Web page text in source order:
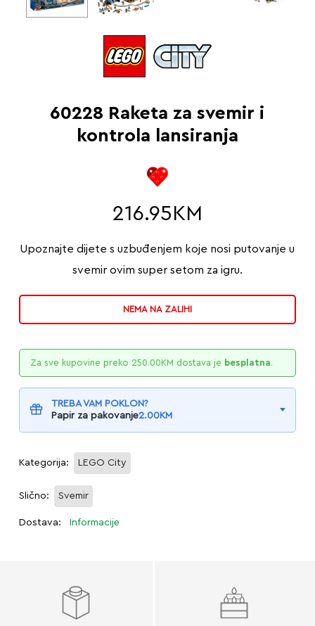
60228 Raketa za svemir i
kontrola lansiranja
216.95 KM
Upoznajte dijete s uzbuđenjem koje nosi putovanje u
svemir ovim super setom za igru.
NEMA NA ZALIHI
Za sve kupovine preko 250.00KM dostava je besplatna.
TREBA VAM POKLON?
Papir za pakovanje2.00KM
Kategorija: LEGO City
Slično: Svemir
Dostava: Informacije